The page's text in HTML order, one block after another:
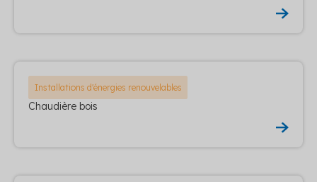
Installations d'énergies renouvelables
Chaudière bois